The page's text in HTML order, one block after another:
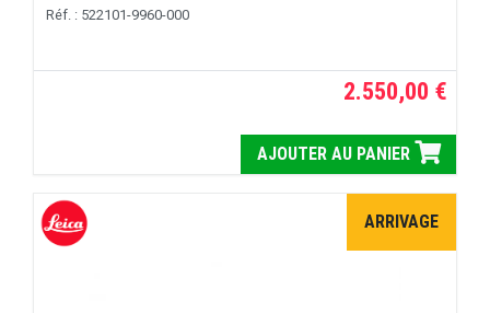
Réf. : 522101-9960-000
2.550,00 €
AJOUTER AU PANIER
ARRIVAGE